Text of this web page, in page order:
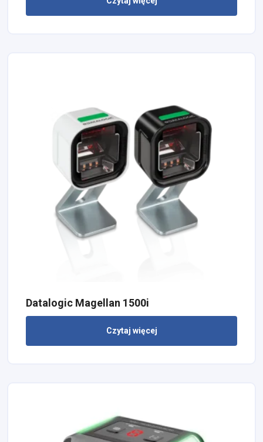
Datalogic Magellan 1500i
Czytaj więcej